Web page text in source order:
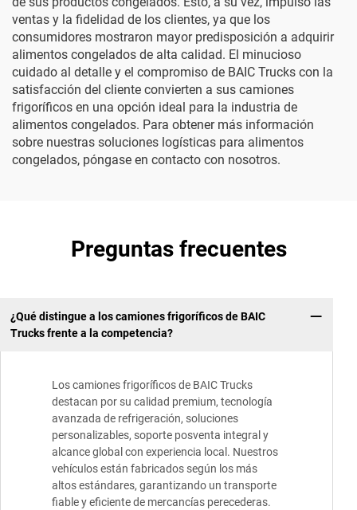
ventas y la fidelidad de los clientes, ya que los
consumidores mostraron mayor predisposición a adquirir
alimentos congelados de alta calidad. El minucioso
cuidado al detalle y el compromiso de BAIC Trucks con la
satisfacción del cliente convierten a sus camiones
frigoríficos en una opción ideal para la industria de
alimentos congelados. Para obtener más información
sobre nuestras soluciones logísticas para alimentos
congelados, póngase en contacto con nosotros.
Preguntas frecuentes
¿Qué distingue a los camiones frigoríficos de BAIC
Trucks frente a la competencia?
Los camiones frigoríficos de BAIC Trucks
destacan por su calidad premium, tecnología
avanzada de refrigeración, soluciones
personalizables, soporte posventa integral y
alcance global con experiencia local. Nuestros
vehículos están fabricados según los más
altos estándares, garantizando un transporte
fiable y eficiente de mercancías perecederas.